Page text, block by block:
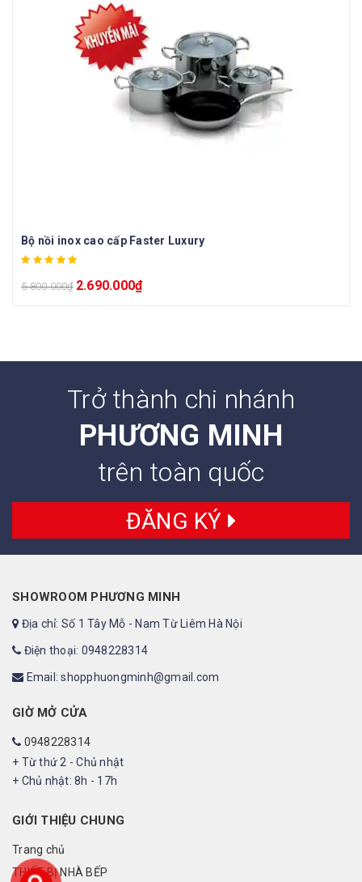
Bộ nồi inox cao cấp Faster Luxury
5.800.000₫ 2.690.000₫
Trở thành chi nhánh
PHƯƠNG MINH
trên toàn quốc
ĐĂNG KÝ
SHOWROOM PHƯƠNG MINH
Địa chỉ: Số 1 Tây Mỗ - Nam Từ Liêm Hà Nội
Điện thoại: 0948228314
Email: shopphuongminh@gmail.com
GIỜ MỞ CỬA
0948228314
+ Từ thứ 2 - Chủ nhật
+ Chủ nhật: 8h - 17h
GIỚI THIỆU CHUNG
Trang chủ
THIẾT BỊ NHÀ BẾP